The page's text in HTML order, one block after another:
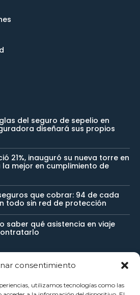
consentimiento
utilizamos tecnologías como las
del seguro de sepelio en
diseñará sus propios
21%, inauguró su nueva torre en
mejor en cumplimiento de
que cobrar: 94 de cada
todo sin red de protección
saber qué asistencia en viaje